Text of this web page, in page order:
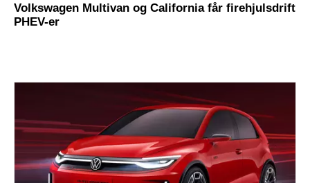
Volkswagen Multivan og California får firehjulsdrift
PHEV-er